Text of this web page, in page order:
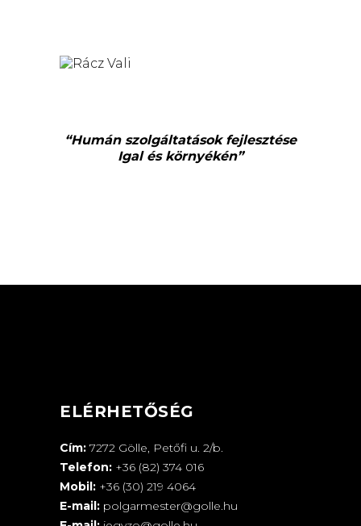
“Humán szolgáltatások fejlesztése
Igal és környékén”
ELÉRHETŐSÉG
Cím: 7272 Gölle, Petőfi u. 2/b.
Telefon: +36 (82) 374 016
Mobil: +36 (30) 219 4064
E-mail: polgarmester@golle.hu